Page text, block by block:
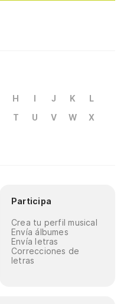
H I J K
L
T U V W
X
Participa
Crea tu perfil musical
Envía álbumes
Envía letras
Correcciones de
letras